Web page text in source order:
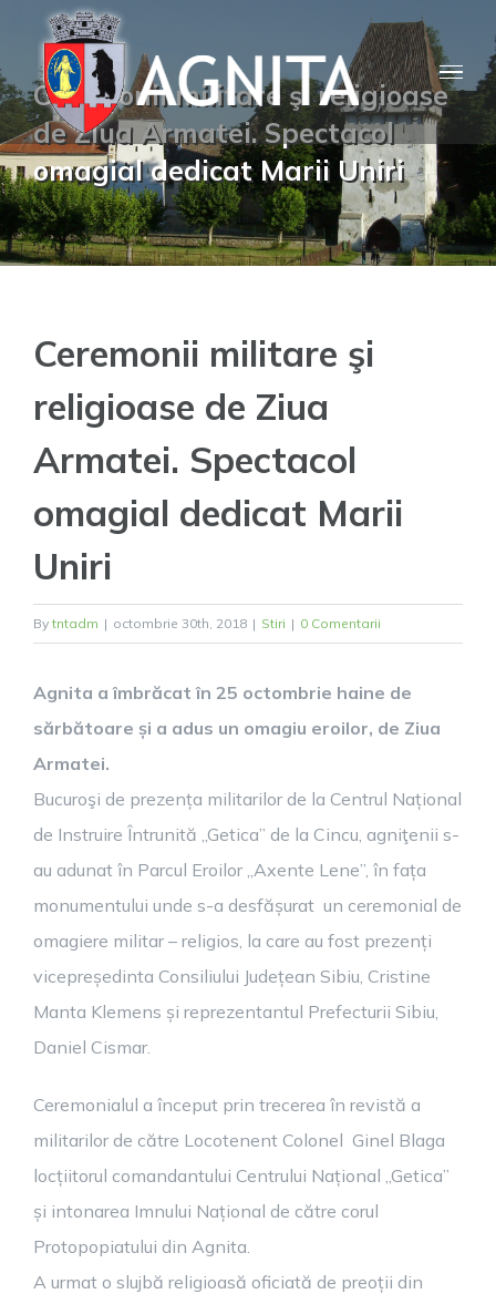
contentCeremonii militare şi religioase
de Ziua Armatei. Spectacol
omagial dedicat Marii Uniri
Ceremonii militare şi
religioase de Ziua
Armatei. Spectacol
omagial dedicat Marii
Uniri
By tntadm | octombrie 30th, 2018 | Stiri | 0 Comentarii
Agnita a îmbrăcat în 25 octombrie haine de
sărbătoare și a adus un omagiu eroilor, de Ziua
Armatei.
Bucuroşi de prezența militarilor de la Centrul Național
de Instruire Întrunită „Getica” de la Cincu, agniţenii s-
au adunat în Parcul Eroilor „Axente Lene”, în fața
monumentului unde s-a desfășurat un ceremonial de
omagiere militar – religios, la care au fost prezenți
vicepreședinta Consiliului Județean Sibiu, Cristine
Manta Klemens și reprezentantul Prefecturii Sibiu,
Daniel Cismar.
Ceremonialul a început prin trecerea în revistă a
militarilor de către Locotenent Colonel Ginel Blaga
locțiitorul comandantului Centrului Național „Getica”
și intonarea Imnului Național de către corul
Protopopiatului din Agnita.
A urmat o slujbă religioasă oficiată de preoții din